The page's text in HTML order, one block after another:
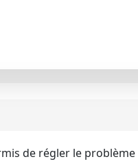
de régler le